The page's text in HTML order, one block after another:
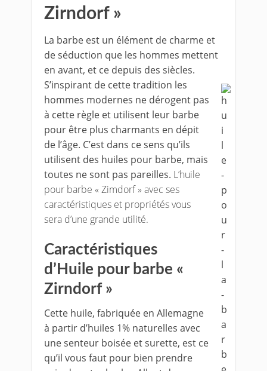
Zirndorf »
La barbe est un élément de charme et
de séduction que les hommes mettent
en avant, et ce depuis des siècles.
S’inspirant de cette tradition les
hommes modernes ne dérogent pas
à cette règle et utilisent leur barbe
pour être plus charmants en dépit
de l’âge. C’est dans ce sens qu’ils
utilisent des huiles pour barbe, mais
toutes ne sont pas pareilles. L’huile
pour barbe « Zimdorf » avec ses
caractéristiques et propriétés vous
sera d’une grande utilité.
Caractéristiques
d’Huile pour barbe «
Zirndorf »
Cette huile, fabriquée en Allemagne
à partir d’huiles 1% naturelles avec
une senteur boisée et surette, est ce
qu’il vous faut pour bien prendre